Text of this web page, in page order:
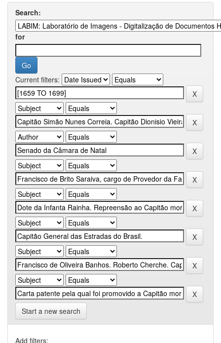
Search:
for
Current filters:
Start a new search
Add filters: